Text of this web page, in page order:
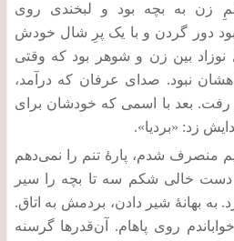
زن به بچه بود و لبخندی روی
بود دور گردن و با یک پرِ شال خودش
بین زن و شوهر بود که وقتی
نبود. صدای عرفان که درآمد،
رفت. بعد با اسمی که خودشان برای
زد: «بردیا».
منصرف شدم، پارۀ تنم را نمی‌دهم
دست خالی شکم سه تا بچه را سیر
. به بهانۀ شیر دادن، بردمش به اتاق.
روی پاهام.
آن‌قدرها گرسنه